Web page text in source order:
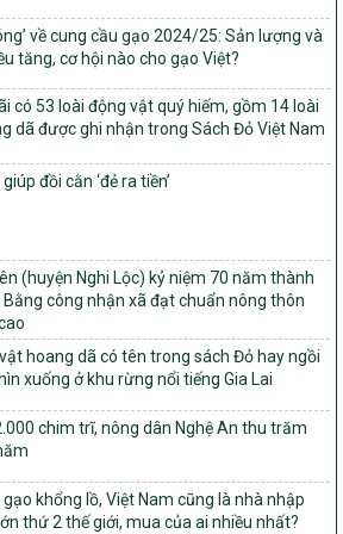
ngân sách của địa phương thực hiện
quốc gia xây dựng nông thôn mới, giảm
triển kinh tế – xã hội vùng đồng bào dân
giai đoạn 2026 – 2030
xã thuộc nhóm 1, nhóm 2, nhóm 3
mới giai đoạn 2026-2030 trên địa bàn
Dự án liên kết theo chuỗi giá trị thuộc
Mục tiêu quốc gia Giảm nghèo bền vững
kéo dài sang năm 2026
hoạch triển khai thực hiện Chương trình
dựng nông thôn mới, giảm nghèo bền
tế – xã hội vùng đồng bào dân tộc thiểu
2026-2035, giai đoạn I: Từ năm 2026
số nội dung tiêu chí, điều kiện thuộc Bộ
về cung cầu gạo 2024/25: Sản lượng và
tăng, cơ hội nào cho gạo Việt?
có 53 loài động vật quý hiếm, gồm 14 loài
dã được ghi nhận trong Sách Đỏ Việt Nam
đồi cằn ‘đẻ ra tiền’
(huyện Nghi Lộc) kỷ niệm 70 năm thành
Bằng công nhận xã đạt chuẩn nông thôn
hoang dã có tên trong sách Đỏ hay ngồi
xuống ở khu rừng nổi tiếng Gia Lai
chim trĩ, nông dân Nghệ An thu trăm
khổng lồ, Việt Nam cũng là nhà nhập
thứ 2 thế giới, mua của ai nhiều nhất?